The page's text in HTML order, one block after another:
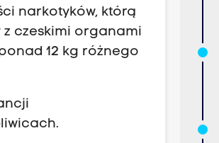
narkotyków, którą
z czeskimi organami
12 kg różnego